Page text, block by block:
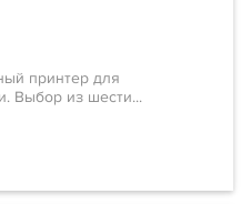
принтер для
Выбор из шести...